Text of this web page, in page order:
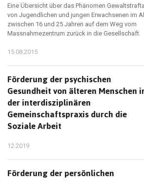
Eine Übersicht über das Phänomen
von Jugendlichen und jungen Erwachsenen im
zwischen 16 und 25 Jahren auf dem Weg vom
Massnahmezentrum zurück in die Gesellschaft
15.08.2015
Förderung der psychischen
Gesundheit von älteren Menschen
der interdisziplinären
Gemeinschaftspraxis durch die
Soziale Arbeit
12.2019
Förderung der persönlichen